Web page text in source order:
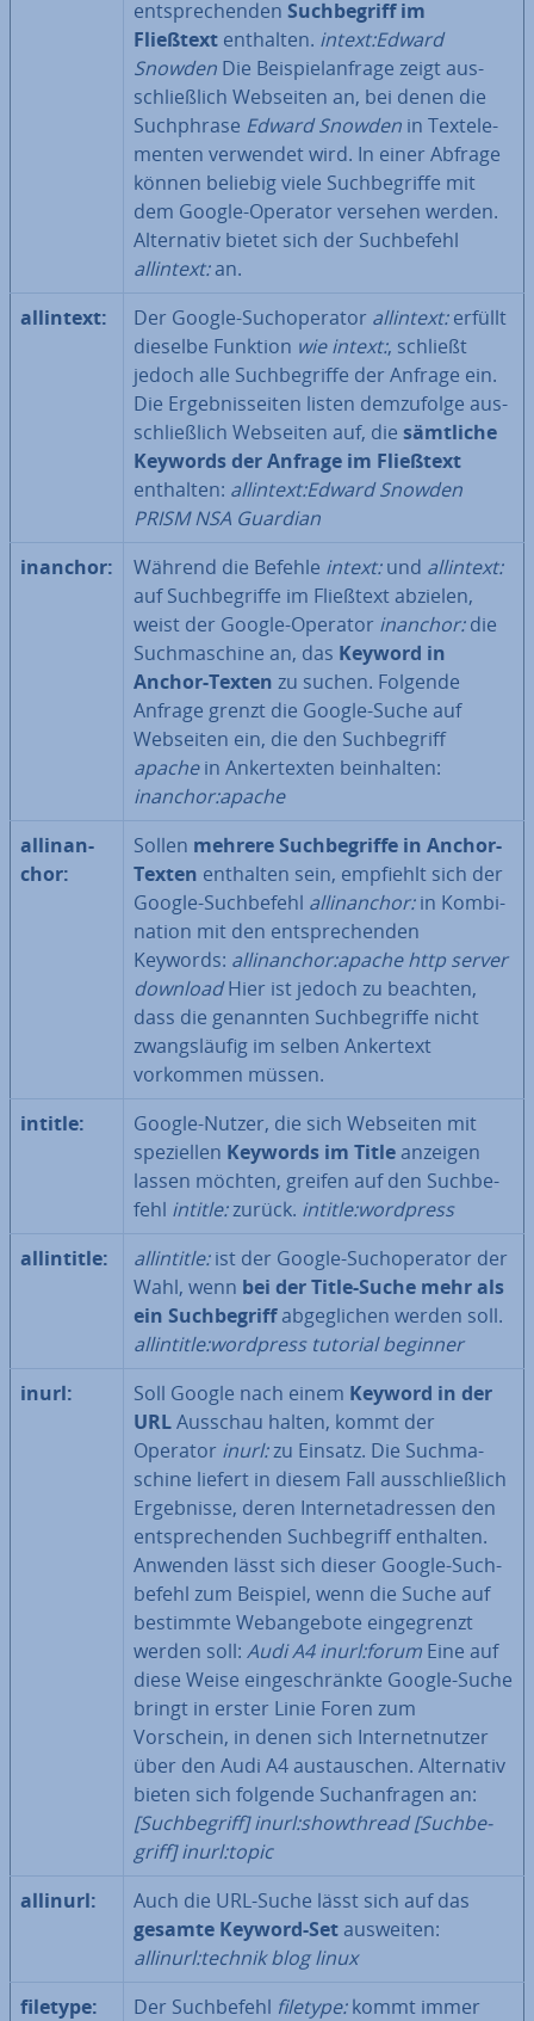
ent­spre­chen­den Such­be­griff im
Fließtext enthalten. intext:Edward
Snowden Die Bei­spiel­an­fra­ge zeigt aus­
schließ­lich Webseiten an, bei denen die
Such­phra­se Edward Snowden in Text­ele­
men­ten verwendet wird. In einer Abfrage
können beliebig viele Such­be­grif­fe mit
dem Google-Operator versehen werden.
Al­ter­na­tiv bietet sich der Such­be­fehl
allintext:an.
allintext:
Der Google-Such­ope­ra­tor allintext:erfüllt
dieselbe Funktion wie intext:, schließt
jedoch alle Such­be­grif­fe der Anfrage ein.
Die Er­geb­nis­sei­ten listen dem­zu­fol­ge aus­
schließ­lich Webseiten auf, die sämtliche
Keywords der Anfrage im Fließtext
enthalten: allintext:Edward Snowden
PRISM NSA Guardian
inanchor:
Während die Befehle intext:und allintext:
auf Such­be­grif­fe im Fließtext abzielen,
weist der Google-Operator inanchor:die
Such­ma­schi­ne an, das Keyword in
Anchor-Texten zu suchen. Folgende
Anfrage grenzt die Google-Suche auf
Webseiten ein, die den Such­be­griff
apachein An­ker­tex­ten be­inhal­ten:
inanchor:apache
allinan­
chor:
Sollen mehrere Such­be­grif­fe in Anchor-
Texten enthalten sein, empfiehlt sich der
Google-Such­be­fehl allinan­chor:in Kom­bi­
na­ti­on mit den ent­spre­chen­den
Keywords: allinan­chor:apache http server
downloadHier ist jedoch zu beachten,
dass die genannten Such­be­grif­fe nicht
zwangs­läu­fig im selben Ankertext
vorkommen müssen.
intitle:
Google-Nutzer, die sich Webseiten mit
spe­zi­el­len Keywords im Titleanzeigen
lassen möchten, greifen auf den Such­be­
fehl intitle:zurück. intitle:wordpress
all­in­tit­le:
all­in­tit­le:ist der Google-Such­ope­ra­tor der
Wahl, wenn bei der Title-Suche mehr als
ein Such­be­griffab­ge­gli­chen werden soll.
all­in­tit­le:wordpress tutorial beginner
inurl:
Soll Google nach einem Keyword in der
URLAusschau halten, kommt der
Operator inurl:zu Einsatz. Die Such­ma­
schi­ne liefert in diesem Fall aus­schließ­lich
Er­geb­nis­se, deren In­ter­net­adres­sen den
ent­spre­chen­den Such­be­griff enthalten.
Anwenden lässt sich dieser Google-Such­
be­fehl zum Beispiel, wenn die Suche auf
bestimmte Web­an­ge­bo­te ein­ge­grenzt
werden soll: Audi A4 inurl:forum Eine auf
diese Weise ein­ge­schränk­te Google-Suche
bringt in erster Linie Foren zum
Vorschein, in denen sich In­ter­net­nut­zer
über den Audi A4 aus­tau­schen. Al­ter­na­tiv
bieten sich folgende Such­an­fra­gen an:
[Such­be­griff] inurl:show­th­read [Such­be­
griff] inurl:topic
allinurl:
Auch die URL-Suche lässt sich auf das
gesamte Keyword-Setausweiten:
allinurl:technik blog linux
filetype:
Der Such­be­fehl filetype:kommt immer